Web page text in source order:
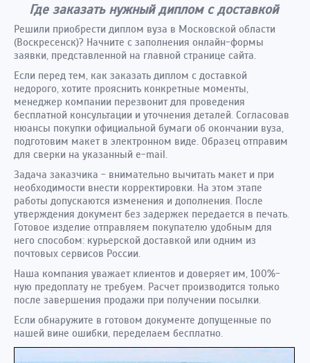
Где заказать нужный диплом с доставкой
Решили приобрести диплом вуза в Московской области
(Воскресенск)? Начните с заполнения онлайн-формы
заявки, представленной на главной странице сайта.
Если перед тем, как заказать диплом с доставкой
недорого, хотите прояснить конкретные моменты,
менеджер компании перезвонит для проведения
бесплатной консультации и уточнения деталей. Согласовав
нюансы покупки официальной бумаги об окончании вуза,
подготовим макет в электронном виде. Образец отправим
для сверки на указанный e-mail.
Задача заказчика - внимательно вычитать макет и при
необходимости внести корректировки. На этом этапе
работы допускаются изменения и дополнения. После
утверждения документ без задержек передается в печать.
Готовое изделие отправляем покупателю удобным для
него способом: курьерской доставкой или одним из
почтовых сервисов России.
Наша компания уважает клиентов и доверяет им, 100%-
ную предоплату не требуем. Расчет производится только
после завершения продажи при получении посылки.
Если обнаружите в готовом документе допущенные по
нашей вине ошибки, переделаем бесплатно.